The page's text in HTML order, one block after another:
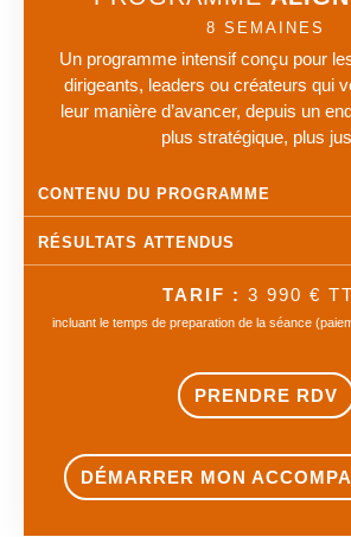
8 SEMAINES
Un programme intensif conçu pour
dirigeants, leaders ou créateurs qui
leur manière d’avancer, depuis un
plus stratégique, plus
CONTENU DU PROGRAMME
RÉSULTATS ATTENDUS
TARIF : 3 990 €
incluant le temps de preparation de la séance
PRENDRE RDV
DÉMARRER MON